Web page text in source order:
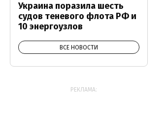
Украина поразила шесть
судов теневого флота РФ и
10 энергоузлов
ВСЕ НОВОСТИ
РЕКЛАМА: